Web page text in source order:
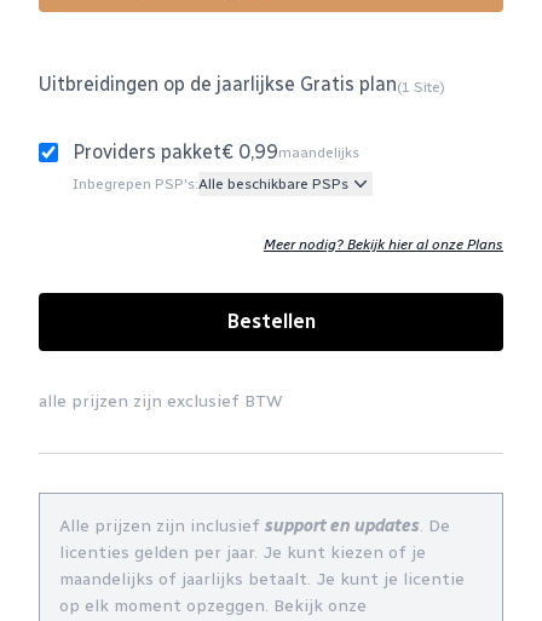
Uitbreidingen op de jaarlijkse Gratis plan(1 Site)
Providers pakket€ 0,99maandelijks
Inbegrepen PSP's:Alle beschikbare PSPs
Meer nodig? Bekijk hier al onze Plans
Bestellen
alle prijzen zijn exclusief BTW
Alle prijzen zijn inclusief support en updates. De
licenties gelden per jaar. Je kunt kiezen of je
maandelijks of jaarlijks betaalt. Je kunt je licentie
op elk moment opzeggen. Bekijk onze